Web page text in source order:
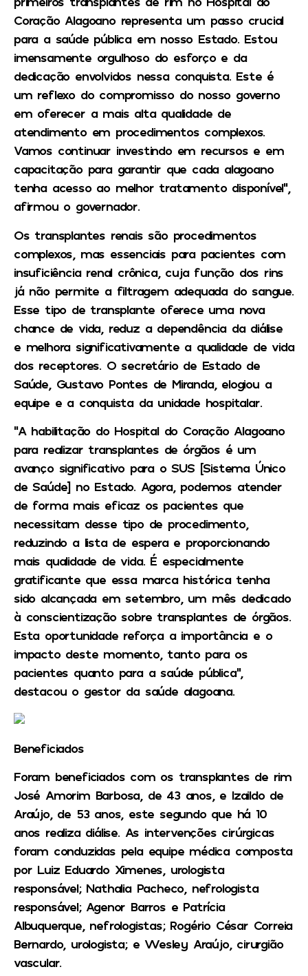
Coração Alagoano representa um passo crucial
para a saúde pública em nosso Estado. Estou
imensamente orgulhoso do esforço e da
dedicação envolvidos nessa conquista. Este é
um reflexo do compromisso do nosso governo
em oferecer a mais alta qualidade de
atendimento em procedimentos complexos.
Vamos continuar investindo em recursos e em
capacitação para garantir que cada alagoano
tenha acesso ao melhor tratamento disponível”,
afirmou o governador.
Os transplantes renais são procedimentos
complexos, mas essenciais para pacientes com
insuficiência renal crônica, cuja função dos rins
já não permite a filtragem adequada do sangue.
Esse tipo de transplante oferece uma nova
chance de vida, reduz a dependência da diálise
e melhora significativamente a qualidade de vida
dos receptores. O secretário de Estado de
Saúde, Gustavo Pontes de Miranda, elogiou a
equipe e a conquista da unidade hospitalar.
“A habilitação do Hospital do Coração Alagoano
para realizar transplantes de órgãos é um
avanço significativo para o SUS [Sistema Único
de Saúde] no Estado. Agora, podemos atender
de forma mais eficaz os pacientes que
necessitam desse tipo de procedimento,
reduzindo a lista de espera e proporcionando
mais qualidade de vida. É especialmente
gratificante que essa marca histórica tenha
sido alcançada em setembro, um mês dedicado
à conscientização sobre transplantes de órgãos.
Esta oportunidade reforça a importância e o
impacto deste momento, tanto para os
pacientes quanto para a saúde pública”,
destacou o gestor da saúde alagoana.
Beneficiados
Foram beneficiados com os transplantes de rim
José Amorim Barbosa, de 43 anos, e Izaildo de
Araújo, de 53 anos, este segundo que há 10
anos realiza diálise. As intervenções cirúrgicas
foram conduzidas pela equipe médica composta
por Luiz Eduardo Ximenes, urologista
responsável; Nathalia Pacheco, nefrologista
responsável; Agenor Barros e Patrícia
Albuquerque, nefrologistas; Rogério César Correia
Bernardo, urologista; e Wesley Araújo, cirurgião
vascular.